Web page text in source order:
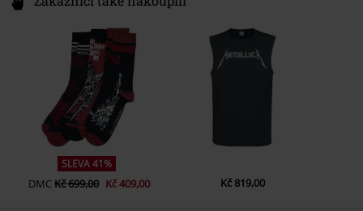
SLEVA 41%
DMCKč 699,00 Kč 409,00 Kč 819,00